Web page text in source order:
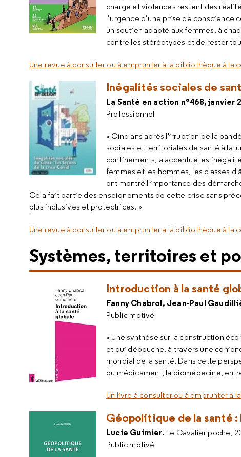
charge et violences restent des
l’urgence d’une prise de
un soutien adapté aux femmes, à
contre les stéréotypes et de rester
Une revue à consulter ou à emprunter à la bibliothèque à la
Inégalités sociales de
La Santé en action n°468, janvier
Professionnel
« Cinq ans après l'irruption de la
sociales et territoriales de santé à la
confinements, a accentué les
femmes et les hommes, les classes
ont montré l'importance des
Cela fait partie des enseignements de cette crise sans
plus inclusives et protectrices. »
Une revue à consulter ou à emprunter à la bibliothèque à la
Systèmes, territoires et
Introduction à la santé
Fanny Chabrol, Jean-Paul
Public motivé
« Une synthèse sur la construction
et qui débouche, à travers une
mondial de la santé. Dans cette
du médicament, la biomédecine,
Un livre à consulter ou à emprunter à
Géopolitique de la santé
Lucie Guimier. Le Cavalier poche,
Public motivé